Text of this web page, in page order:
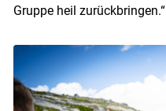
Gruppe heil zurückbringen.“